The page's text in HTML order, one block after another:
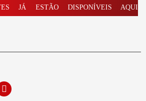
JÁ ESTÃO DISPONÍVEIS AQUI